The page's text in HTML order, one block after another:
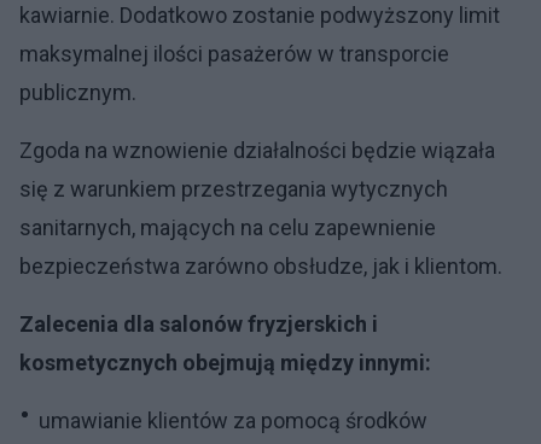
kawiarnie. Dodatkowo zostanie podwyższony limit
maksymalnej ilości pasażerów w transporcie
publicznym.
Zgoda na wznowienie działalności będzie wiązała
się z warunkiem przestrzegania wytycznych
sanitarnych, mających na celu zapewnienie
bezpieczeństwa zarówno obsłudze, jak i klientom.
Zalecenia dla salonów fryzjerskich i
kosmetycznych obejmują między innymi:
umawianie klientów za pomocą środków